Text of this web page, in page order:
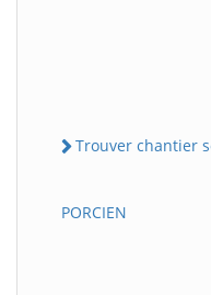
Trouver chantier
PORCIEN